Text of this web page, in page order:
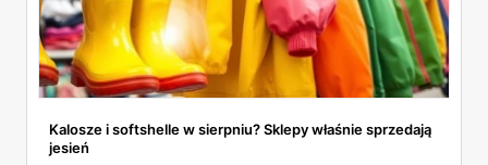
Kalosze i softshelle w sierpniu? Sklepy właśnie sprzedają
jesień